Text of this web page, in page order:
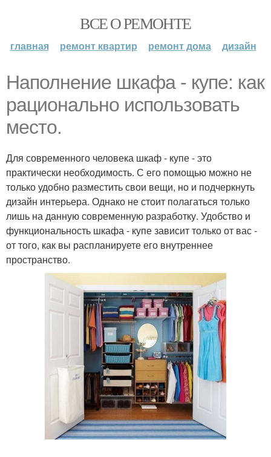
ВСЕ О РЕМОНТЕ
главная ремонт квартир ремонт дома дизайн
Наполнение шкафа - купе: как
рационально использовать
место.
Для современного человека шкаф - купе - это
практически необходимость. С его помощью можно не
только удобно разместить свои вещи, но и подчеркнуть
дизайн интерьера. Однако не стоит полагаться только
лишь на данную современную разработку. Удобство и
функциональность шкафа - купе зависит только от вас -
от того, как вы распланируете его внутреннее
пространство.